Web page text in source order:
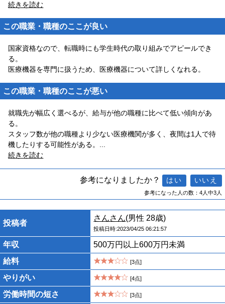
続きを読む
この職業・職種のここが良い
国家資格なので、転職時にも学生時代の取り組みでアピールでき
る。
医療機器を専門に扱うため、医療機器について詳しくなれる。
この職業・職種のここが悪い
就職先が幅広く選べるが、給与が他の職種に比べて低い傾向があ
る。
スタッフ数が他の職種より少ない医療機関が多く、夜間は1人で待
機したりする可能性がある。
続きを読む
参考になりましたか？
参考になった人の数：4人中3人
投稿者
さんさん(男性 28歳)
投稿日時:2023/04/25 06:21:57
年収
500万円以上600万円未満
給料
[3点]
やりがい [4点]
労働時間の短さ [3点]